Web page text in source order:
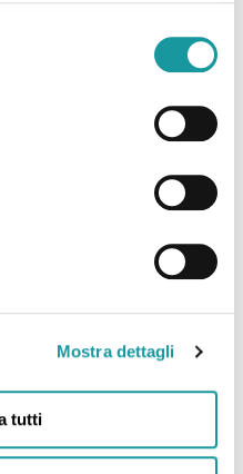
Mostra dettagli
tutti